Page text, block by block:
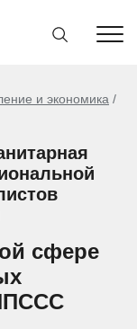
и экономика
сфере